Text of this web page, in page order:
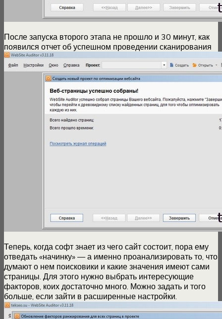
После запуска второго этапа не прошло и 30 минут, как
появился отчет об успешном проведении сканирования
Теперь, когда софт знает из чего сайт состоит, пора ему
отведать «начинку» — а именно проанализировать то, что
думают о нем поисковики и какие значения имеют сами
страницы. Для этого нужно выбрать интересующие
факторов, коих достаточно много. Можно задать и того
больше, если зайти в расширенные настройки.